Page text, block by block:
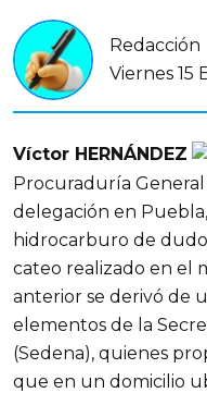
Redacción
Viernes 15
Víctor HERNÁNDEZ
Procuraduría
delegación en
hidrocarburo de
cateo realizado en el
anterior se derivó de
elementos de la
(Sedena), quienes
que en un domicilio